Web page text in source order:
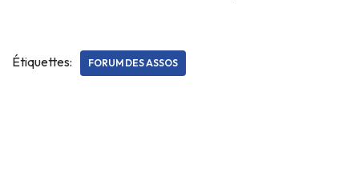
Étiquettes: FORUM DES ASSOS